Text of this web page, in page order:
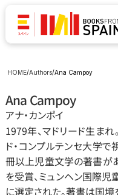
HOME/Authors/Ana Campoy
Ana Campoy
アナ・カンポイ
1979年、マドリード生まれ
ド・コンプルテンセ大学
冊以上児童文学の著書が
を受賞、ミュンヘン国際児
に選定された。著書は国境